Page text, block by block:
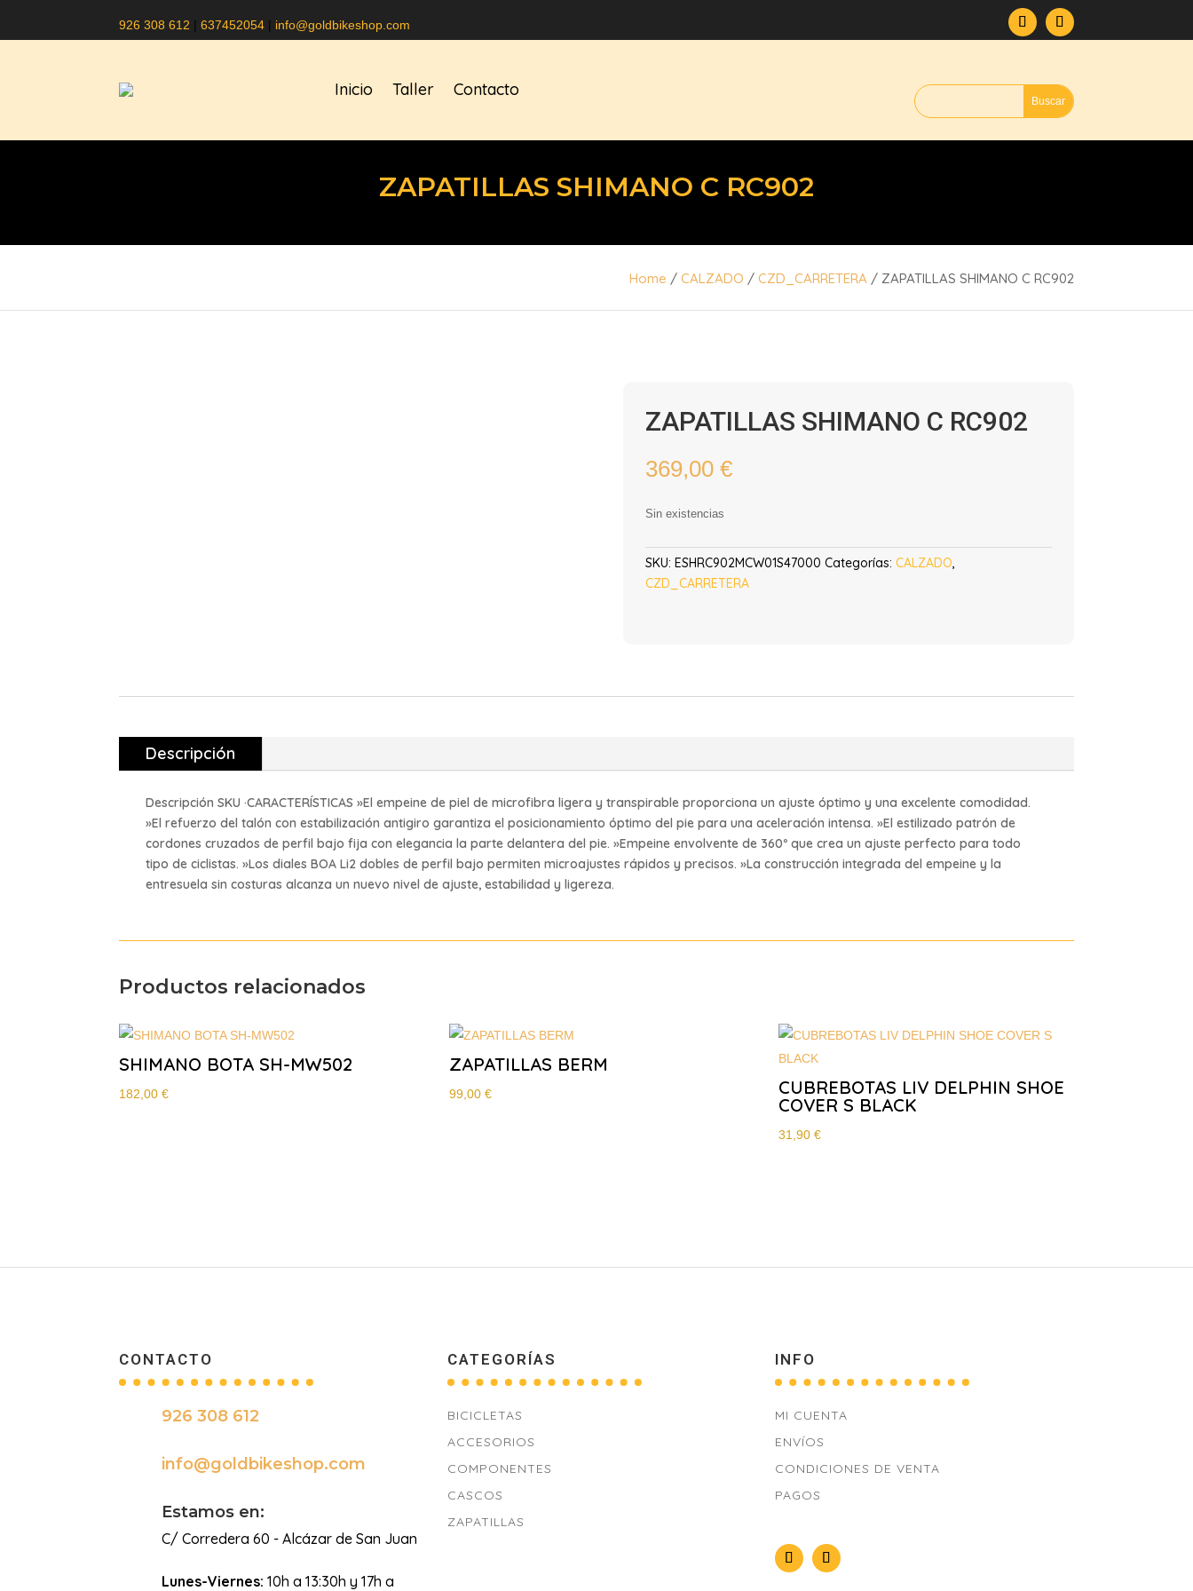
926 308 612 |637452054 | info@goldbikeshop.com
Inicio Taller Contacto
ZAPATILLAS SHIMANO C RC902
Home / CALZADO / CZD_CARRETERA / ZAPATILLAS SHIMANO C RC902
ZAPATILLAS SHIMANO C RC902
369,00 €
Sin existencias
SKU: ESHRC902MCW01S47000 Categorías: CALZADO,
CZD_CARRETERA
Descripción
Descripción SKU ·CARACTERÍSTICAS »El empeine de piel de microfibra ligera y transpirable proporciona un ajuste óptimo y una excelente comodidad.
»El refuerzo del talón con estabilización antigiro garantiza el posicionamiento óptimo del pie para una aceleración intensa. »El estilizado patrón de
cordones cruzados de perfil bajo fija con elegancia la parte delantera del pie. »Empeine envolvente de 360º que crea un ajuste perfecto para todo
tipo de ciclistas. »Los diales BOA Li2 dobles de perfil bajo permiten microajustes rápidos y precisos. »La construcción integrada del empeine y la
entresuela sin costuras alcanza un nuevo nivel de ajuste, estabilidad y ligereza.
Productos relacionados
SHIMANO BOTA SH-MW502
182,00€
ZAPATILLAS BERM
99,00 €
CUBREBOTAS LIV DELPHIN SHOE
COVER S BLACK
31,90€
CONTACTO
926 308 612
info@goldbikeshop.com
Estamos en:
C/ Corredera 60 - Alcázar de San Juan
Lunes-Viernes: 10h a 13:30h y 17h a
CATEGORÍAS
BICICLETAS
ACCESORIOS
COMPONENTES
CASCOS
ZAPATILLAS
INFO
MI CUENTA
ENVÍOS
CONDICIONES DE VENTA
PAGOS